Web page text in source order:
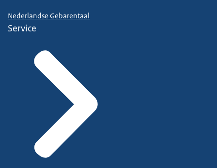
Nederlandse Gebarentaal
Service